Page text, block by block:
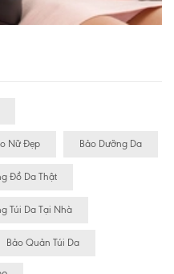
Nữ Đẹp Bảo Dưỡng Da
Đồ Da Thật
Túi Da Tại Nhà
Bảo Quản Túi Da